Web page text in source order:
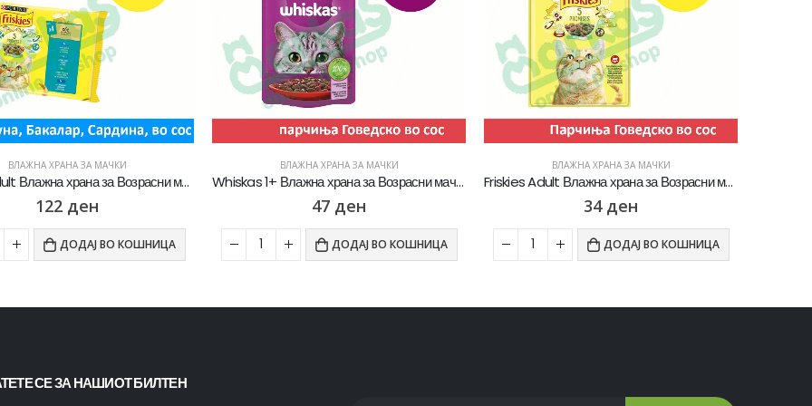
ВЛАЖНА ХРАНА ЗА МАЧКИ
Friskies Adult Влажна храна за Возрасни мачки со Лосос, Туна, Бакалар, Сардина во сос [Кесичка 4×85гр]
122 ден
ДОДАЈ ВО КОШНИЦА
ВЛАЖНА ХРАНА ЗА МАЧКИ
Whiskas 1+ Влажна храна за Возрасни мачки со Парчиња Говедско во сос [Кесичка 85гр]
47 ден
ДОДАЈ ВО КОШНИЦА
ВЛАЖНА ХРАНА ЗА МАЧКИ
Friskies Adult Влажна храна за Возрасни мачки со Говедско во сос [Кесичка 85]
34 ден
ДОДАЈ ВО КОШНИЦА
СЕ ЗА НАШИОТ БИЛТЕН